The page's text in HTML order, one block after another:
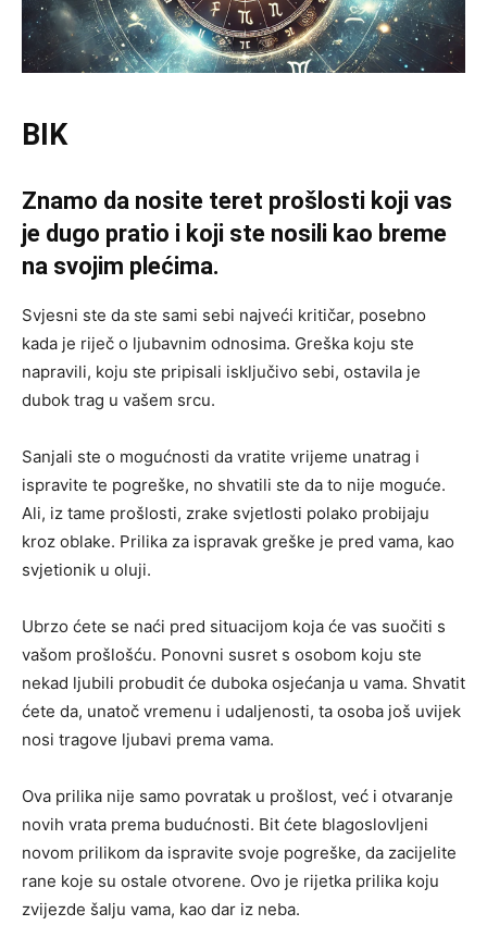
BIK
Znamo da nosite teret prošlosti koji vas
je dugo pratio i koji ste nosili kao breme
na svojim plećima.
Svjesni ste da ste sami sebi najveći kritičar, posebno
kada je riječ o ljubavnim odnosima. Greška koju ste
napravili, koju ste pripisali isključivo sebi, ostavila je
dubok trag u vašem srcu.
Sanjali ste o mogućnosti da vratite vrijeme unatrag i
ispravite te pogreške, no shvatili ste da to nije moguće.
Ali, iz tame prošlosti, zrake svjetlosti polako probijaju
kroz oblake. Prilika za ispravak greške je pred vama, kao
svjetionik u oluji.
Ubrzo ćete se naći pred situacijom koja će vas suočiti s
vašom prošlošću. Ponovni susret s osobom koju ste
nekad ljubili probudit će duboka osjećanja u vama. Shvatit
ćete da, unatoč vremenu i udaljenosti, ta osoba još uvijek
nosi tragove ljubavi prema vama.
Ova prilika nije samo povratak u prošlost, već i otvaranje
novih vrata prema budućnosti. Bit ćete blagoslovljeni
novom prilikom da ispravite svoje pogreške, da zacijelite
rane koje su ostale otvorene. Ovo je rijetka prilika koju
zvijezde šalju vama, kao dar iz neba.